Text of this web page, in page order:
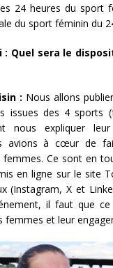
24 heures du sport
du sport féminin du
: Quel sera le
: Nous allons
issues des 4 sports
nous expliquer
avions à cœur de
femmes. Ce sont en
en ligne sur le site
(Instagram, X et
il faut que ce
femmes et leur